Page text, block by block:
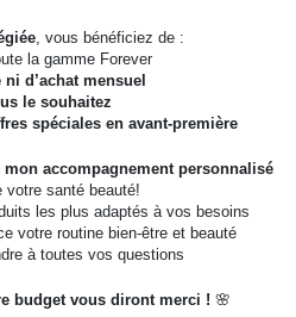
, vous bénéficiez de :
la gamme Forever
d’achat mensuel
le souhaitez
spéciales en avant-première
accompagnement personnalisé
votre santé beauté!
les plus adaptés à vos besoins
votre routine bien-être et beauté
à toutes vos questions
budget vous diront merci ! 🌸